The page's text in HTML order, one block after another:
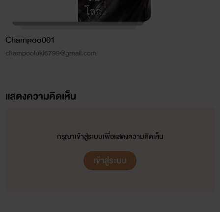
Champoo001
champooluki6799@gmail.com
แสดงความคิดเห็น
กรุณาเข้าสู่ระบบเพื่อแสดงความคิดเห็น
เข้าสู่ระบบ